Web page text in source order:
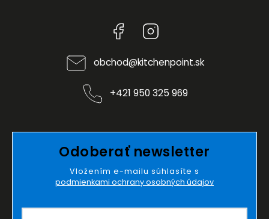
Facebook
obchod@kitchenpoint.sk
+421 950 325 969
Odoberať newsletter
Vložením e-mailu súhlasíte s
podmienkami ochrany osobných údajov